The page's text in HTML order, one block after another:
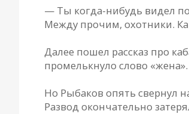
— Ты когда-нибудь видел
Между прочим, охотники.
Далее пошел рассказ про
промелькнуло слово
Но Рыбаков опять свернул
Развод окончательно